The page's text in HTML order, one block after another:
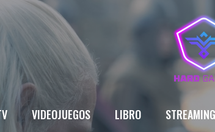
VIDEOJUEGOS LIBRO STREAMING